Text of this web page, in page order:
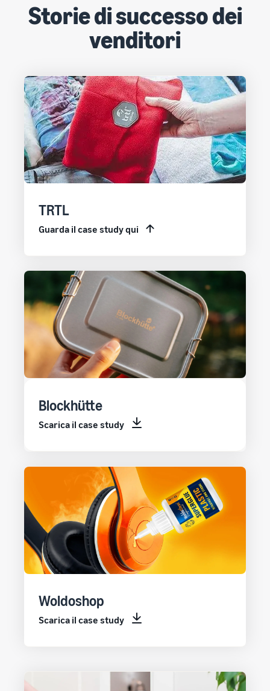
Storie di successo dei
venditori
TRTL
Guarda il case study qui
Blockhütte
Scarica il case study
Woldoshop
Scarica il case study